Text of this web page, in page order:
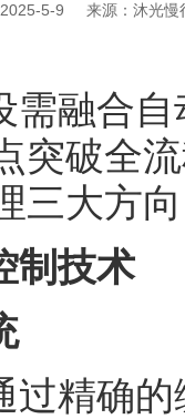
5-9 来源：沐光慢
需融合
突破全
三大方
制技术
过精确